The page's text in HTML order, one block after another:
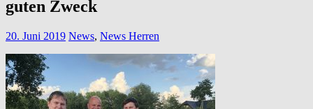
guten Zweck
20. Juni 2019 News, News Herren